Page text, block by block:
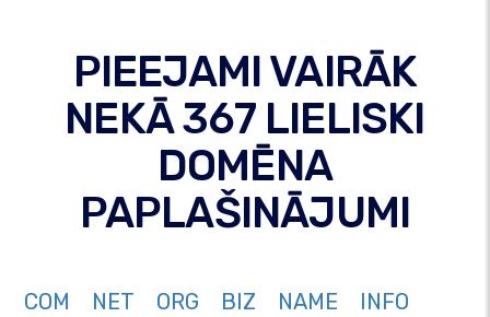
PIEEJAMI VAIRĀK
NEKĀ 367 LIELISKI
DOMĒNA
PAPLAŠINĀJUMI
COM NET ORG BIZ NAME
INFO